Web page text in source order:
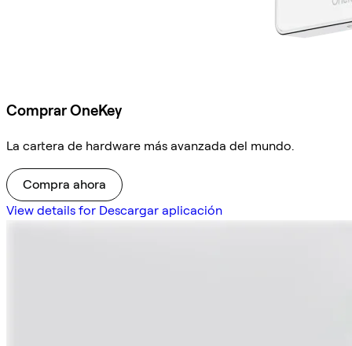
Comprar OneKey
La cartera de hardware más avanzada del mundo.
Compra ahora
View details for Descargar aplicación